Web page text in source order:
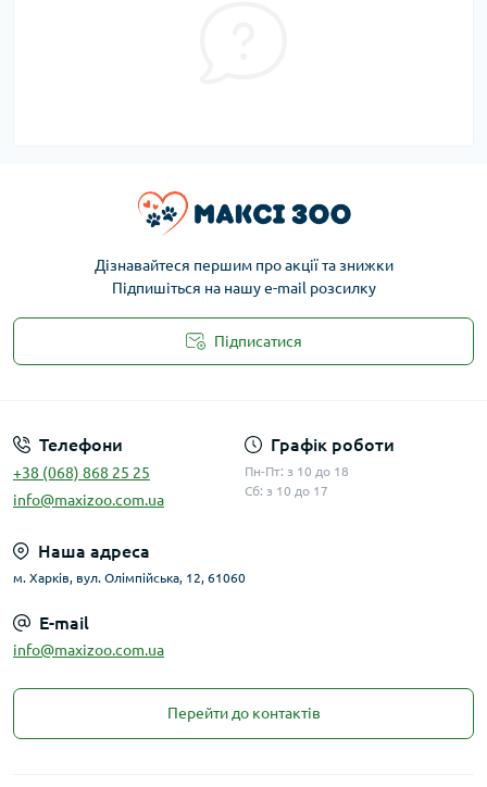
Дізнавайтеся першим про акції та знижки
Підпишіться на нашу e-mail розсилку
Підписатися
Телефони
+38 (068) 868 25 25
info@maxizoo.com.ua
Графік роботи
Пн-Пт: з 10 до 18
Сб: з 10 до 17
Наша адреса
м. Харків, вул. Олімпійська, 12, 61060
E-mail
info@maxizoo.com.ua
Перейти до контактів